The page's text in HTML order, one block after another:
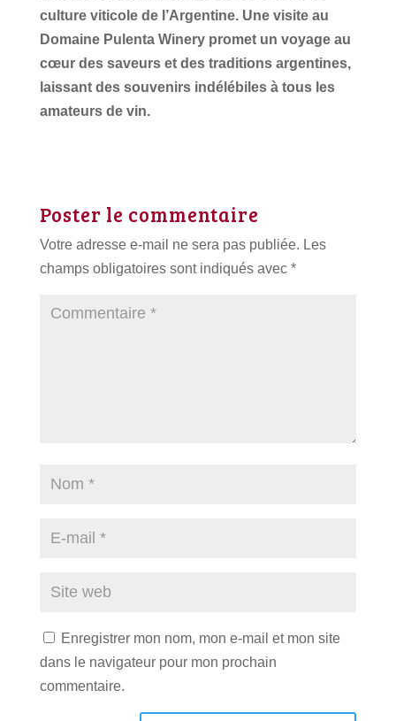
culture viticole de l’Argentine. Une visite au
Domaine Pulenta Winery promet un voyage au
cœur des saveurs et des traditions argentines,
laissant des souvenirs indélébiles à tous les
amateurs de vin.
Poster le commentaire
Votre adresse e-mail ne sera pas publiée. Les
champs obligatoires sont indiqués avec *
Enregistrer mon nom, mon e-mail et mon site
dans le navigateur pour mon prochain
commentaire.